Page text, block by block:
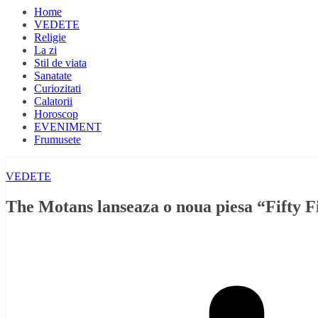
Home
VEDETE
Religie
La zi
Stil de viata
Sanatate
Curiozitati
Calatorii
Horoscop
EVENIMENT
Frumusete
VEDETE
The Motans lanseaza o noua piesa “Fifty